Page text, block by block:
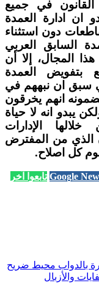
في جميع
ان ادارة العمدة
دون استثناء
السابق العربي
المجال، إلا أن
بتفويض العمدة
سبق ان نبههم في
انهم يخرقون
يبدو انه لا حياة
الإدارات
الذي من المفترض
كل اصلاح.
تابعوا آخر
بالدواب محيط ضريح
والأزبال